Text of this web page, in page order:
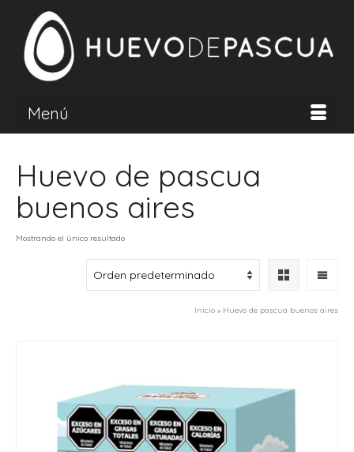
Menú
Huevo de pascua
buenos aires
Mostrando el único resultado
Inicio » Huevo de pascua buenos aires